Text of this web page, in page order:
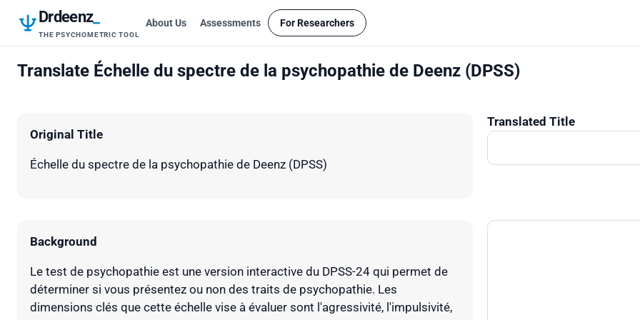
Drdeenz_
THE PSYCHOMETRIC TOOL
About Us Assessments For Researchers
Translate Échelle du spectre de la psychopathie de Deenz (DPSS)
Original Title
Échelle du spectre de la psychopathie de Deenz (DPSS)
Translated Title
Background
Le test de psychopathie est une version interactive du DPSS-24 qui permet de
déterminer si vous présentez ou non des traits de psychopathie. Les
dimensions clés que cette échelle vise à évaluer sont l'agressivité, l'impulsivité,